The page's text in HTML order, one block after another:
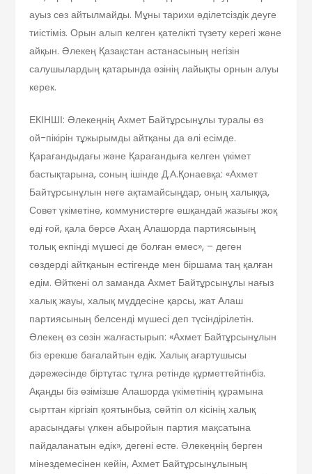
ауыз сөз айтылмайды. Мұны тарихи әділетсіздік деуге
тиістіміз. Орын алып келген қателікті түзету керегі және
айқын. Әлекең Қазақстан астанасының негізін
салушылардың қатарында өзінің лайықты орнын алуы
керек.
ЕКІНШІ: Әлекеңнің Ахмет Байтұрсынұлы туралы өз
ой-пікірін тұжырымды айтқаны да әлі есімде.
Қарағандыдағы және Қарағандыға келген үкімет
бастықтарына, соның ішінде Д.А.Қонаевқа: «Ахмет
Байтұрсынұлын неге ақтамайсыңдар, оның халыққа,
Совет үкіметіне, коммунистерге ешқандай жазығы жоқ
еді ғой, қала берсе Ахаң Алашорда партиясының
толық екпінді мүшесі де болған емес», – деген
сөздерді айтқанын естігенде мен біршама таң қалған
едім. Өйткені ол заманда Ахмет Байтұрсынұлы нағыз
халық жауы, халық мүддесіне қарсы, жат Алаш
партиясының белсенді мүшесі деп түсіндірілетін.
Әлекең өз сөзін жалғастырып: «Ах­мет Байтұрсынұлын
біз ерекше бағалайтын едік. Халық ағартушысы
дәрежесінде біртұтас тұлға ретінде құрметтейтінбіз.
Ақаңды біз өзімізше Алашорда үкіметінің құрамына
сырттан кіргізіп қоятынбыз, сөйтіп ол кісінің халық
арасындағы үлкен абыройын партия мақсатына
пайдаланатын едік», дегені есте. Әлекеңнің берген
мінездемесінен кейін, Ахмет Байтұрсынұлының